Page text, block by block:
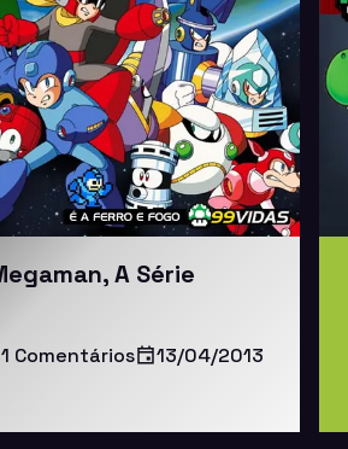
A Série
Comentários
13/04/2013